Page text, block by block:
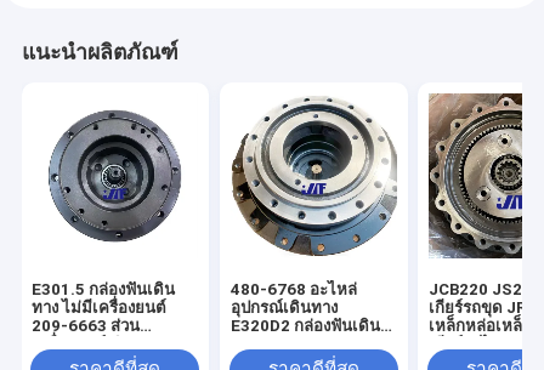
แนะนำผลิตภัณฑ์
E301.5 กล่องฟันเดิน
ทาง ไม่มีเครื่องยนต์
209-6663 ส่วน
480-6768 อะไหล่
อุปกรณ์เดินทาง
E320D2 กล่องฟันเดิน
JCB220
เกียร์รถขุด
เหล็กหล่อเหล็ก